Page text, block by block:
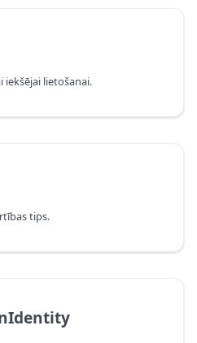
iekšējai lietošanai.
tips.